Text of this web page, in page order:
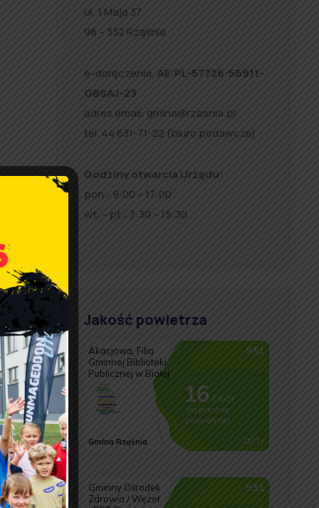
ul. 1 Maja 37
98 – 332 Rząśnia
e-doręczenia: AE:PL-57726-56911-
GBSAJ-23
adres email: gmina@rzasnia.pl
tel. 44 631-71-22 (biuro podawcze)
Godziny otwarcia Urzędu:
pon.: 9:00 – 17:00
wt. – pt.: 7:30 – 15:30
Jakość powietrza